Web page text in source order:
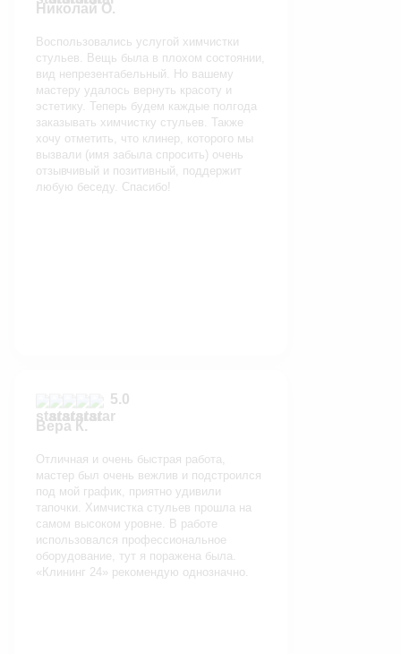
Николай О.
Воспользовались услугой химчистки
стульев. Вещь была в плохом состоянии,
вид непрезентабельный. Но вашему
мастеру удалось вернуть красоту и
эстетику. Теперь будем каждые полгода
заказывать химчистку стульев. Также
хочу отметить, что клинер, которого мы
вызвали (имя забыла спросить) очень
отзывчивый и позитивный, поддержит
любую беседу. Спасибо!
5.0
Вера К.
Отличная и очень быстрая работа,
мастер был очень вежлив и подстроился
под мой график, приятно удивили
тапочки. Химчистка стульев прошла на
самом высоком уровне. В работе
использовался профессиональное
оборудование, тут я поражена была.
«Клининг 24» рекомендую однозначно.